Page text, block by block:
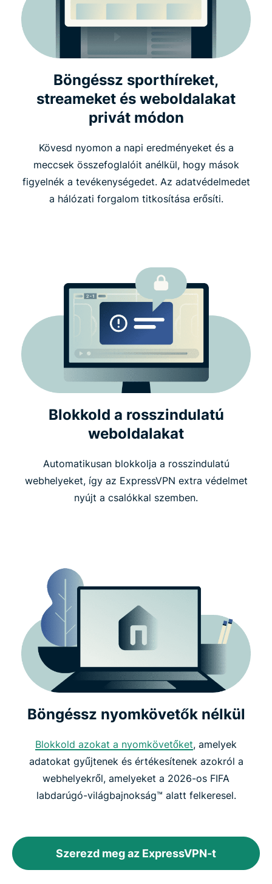
Böngéssz sporthíreket,
streameket és weboldalakat
privát módon
Kövesd nyomon a napi eredményeket és a
meccsek összefoglalóit anélkül, hogy mások
figyelnék a tevékenységedet. Az adatvédelmedet
a hálózati forgalom titkosítása erősíti.
Blokkold a rosszindulatú
weboldalakat
Automatikusan blokkolja a rosszindulatú
webhelyeket, így az ExpressVPN extra védelmet
nyújt a csalókkal szemben.
Böngéssz nyomkövetők nélkül
Blokkold azokat a nyomkövetőket, amelyek
adatokat gyűjtenek és értékesítenek azokról a
webhelyekről, amelyeket a 2026-os FIFA
labdarúgó-világbajnokság™ alatt felkeresel.
Szerezd meg az ExpressVPN-t